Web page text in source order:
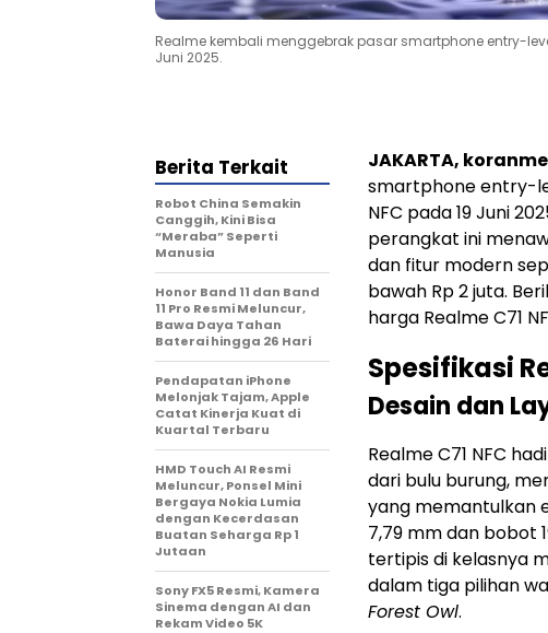
Realme kembali menggebrak pasar smartphone entry-
Juni 2025.
JAKARTA,
smartphone entry-
NFC pada 19 Juni
perangkat ini
dan fitur modern
bawah Rp 2 juta.
harga Realme C71
Spesifikasi
Desain dan
Realme C71 NFC
dari bulu burung,
yang memantulkan
7,79 mm dan bobot
tertipis di kelasnya
dalam tiga pilihan
Forest Owl.
Berita Terkait
Robot China Semakin
Canggih, Kini Bisa
“Meraba” Seperti
Manusia
Honor Band 11 dan Band
11 Pro Resmi Meluncur,
Bawa Daya Tahan
Baterai hingga 26 Hari
Pendapatan iPhone
Melonjak Tajam, Apple
Catat Kinerja Kuat di
Kuartal Terbaru
HMD Touch AI Resmi
Meluncur, Ponsel Mini
Bergaya Nokia Lumia
dengan Kecerdasan
Buatan Seharga Rp 1
Jutaan
Sony FX5 Resmi, Kamera
Sinema dengan AI dan
Rekam Video 5K